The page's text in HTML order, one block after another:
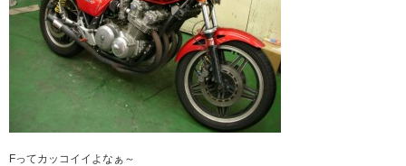
Fってカッコイイよなぁ～